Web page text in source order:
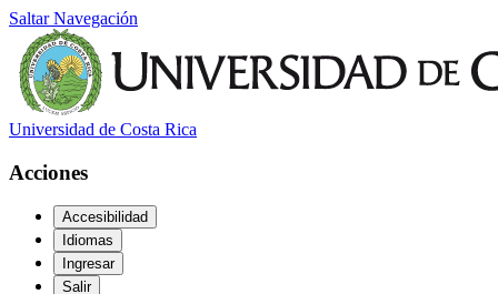
Saltar Navegación
Universidad de Costa Rica
Acciones
Accesibilidad
Idiomas
Ingresar
Salir